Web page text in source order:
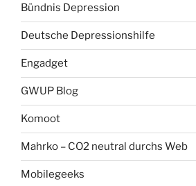
Bündnis Depression
Deutsche Depressionshilfe
Engadget
GWUP Blog
Komoot
Mahrko – CO2 neutral durchs Web
Mobilegeeks